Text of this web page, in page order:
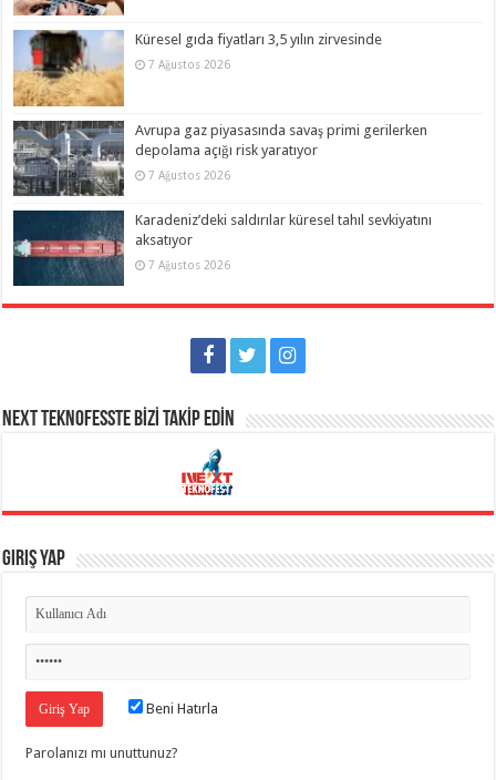
Küresel gıda fiyatları 3,5 yılın zirvesinde
7 Ağustos 2026
Avrupa gaz piyasasında savaş primi gerilerken
depolama açığı risk yaratıyor
7 Ağustos 2026
Karadeniz’deki saldırılar küresel tahıl sevkiyatını
aksatıyor
7 Ağustos 2026
NEXT TEKNOFESSTE BİZİ TAKİP EDİN
Giriş Yap
Beni Hatırla
Parolanızı mı unuttunuz?